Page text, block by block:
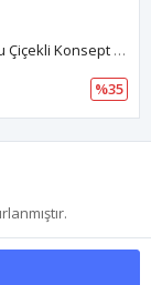
Mor Kartopu Çiçekli Konsept Karşılama Panosu
%35